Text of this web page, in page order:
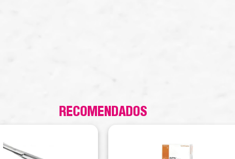
RECOMENDADOS